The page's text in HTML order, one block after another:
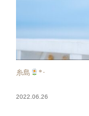
糸島 *･
2022.06.26